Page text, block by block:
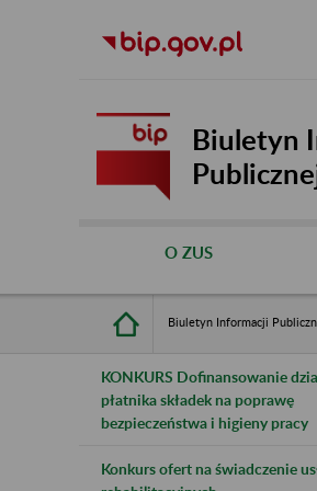
Biuletyn
O ZUS
Biuletyn Informacji
KONKURS Dofinansowanie
płatnika składek na poprawę
bezpieczeństwa i higieny pracy
Konkurs ofert na świadczenie